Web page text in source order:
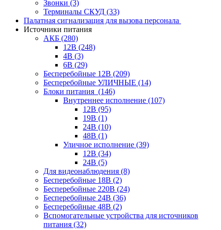
Звонки (3)
Терминалы СКУД (33)
Палатная сигнализация для вызова персонала
Источники питания
АКБ (280)
12В (248)
4В (3)
6В (29)
Бесперебойные 12В (209)
Бесперебойные УЛИЧНЫЕ (14)
Блоки питания (146)
Внутреннее исполнение (107)
12В (95)
19В (1)
24В (10)
48В (1)
Уличное исполнение (39)
12В (34)
24В (5)
Для видеонаблюдения (8)
Бесперебойные 18В (2)
Бесперебойные 220В (24)
Бесперебойные 24В (36)
Бесперебойные 48В (2)
Вспомогательные устройства для источников
питания (32)